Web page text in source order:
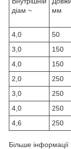
діам ~
мм
4,0 50
3,0
150
4,0
150
2,0
250
3,0
250
4,0
250
4,6
250
Більше інформації